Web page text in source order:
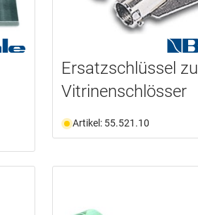
Ersatzschlüssel zu
Vitrinenschlösser
Artikel: 55.521.10